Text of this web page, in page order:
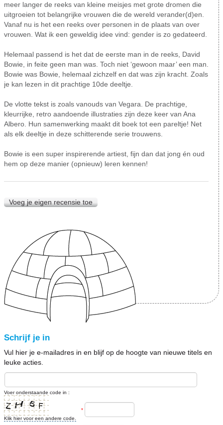
meer langer de reeks van kleine meisjes met grote dromen die
uitgroeien tot belangrijke vrouwen die de wereld verander(d)en.
Vanaf nu is het een reeks over personen in de plaats van over
vrouwen. Wat ik een geweldig idee vind: gender is zo gedateerd.
Helemaal passend is het dat de eerste man in de reeks, David
Bowie, in feite geen man was. Toch niet ‘gewoon maar’ een man.
Bowie was Bowie, helemaal zichzelf en dat was zijn kracht. Zoals
je kan lezen in dit prachtige 10de deeltje.
De vlotte tekst is zoals vanouds van Vegara. De prachtige,
kleurrijke, retro aandoende illustraties zijn deze keer van Ana
Albero. Hun samenwerking maakt dit boek tot een pareltje! Net
als elk deeltje in deze schitterende serie trouwens.
Bowie is een super inspirerende artiest, fijn dan dat jong én oud
hem op deze manier (opnieuw) leren kennen!
Voeg je eigen recensie toe
Schrijf je in
Vul hier je e-mailadres in en blijf op de hoogte van nieuwe titels en
leuke acties.
Voer onderstaande code in :
Klik hier voor een andere code.
*